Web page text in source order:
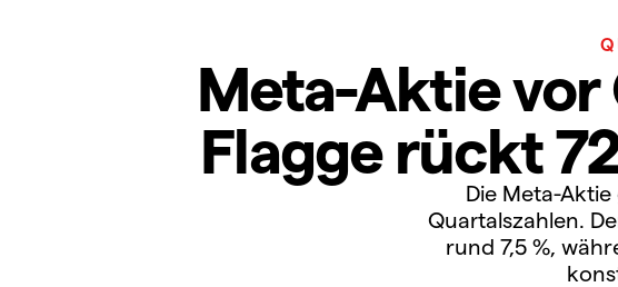
Meta-Aktie vor
Flagge rückt
Die Meta-
Quartalszahlen.
rund 7,5 %,